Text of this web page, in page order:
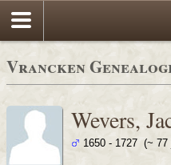
Vrancken
Wevers,
1650 - 1727 (~ 77